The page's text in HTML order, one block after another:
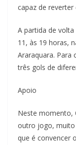
capaz de reverter
A partida de
11, às 19 horas,
Araraquara. Para
três gols de
Apoio
Neste momento,
outro jogo, muito
que é convencer